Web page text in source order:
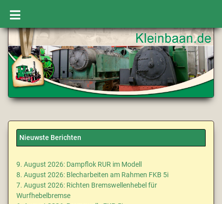
Nieuwste Berichten
9. August 2026: Dampflok RUR im Modell
8. August 2026: Blecharbeiten am Rahmen FKB 5i
7. August 2026: Richten Bremswellenhebel für
Wurfhebelbremse